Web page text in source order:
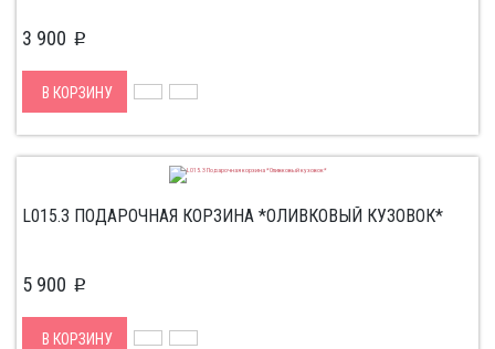
3 900 p
В КОРЗИНУ
L015.3 ПОДАРОЧНАЯ КОРЗИНА *ОЛИВКОВЫЙ КУЗОВОК*
5 900 p
В КОРЗИНУ